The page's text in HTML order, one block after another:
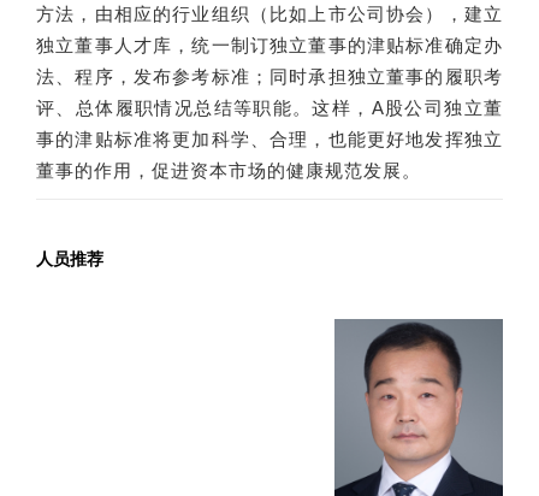
方法，由相应的行业组织（比如上市公司协会），建立
独立董事人才库，统一制订独立董事的津贴标准确定办
法、程序，发布参考标准；同时承担独立董事的履职考
评、总体履职情况总结等职能。这样，A股公司独立董
事的津贴标准将更加科学、合理，也能更好地发挥独立
董事的作用，促进资本市场的健康规范发展。
人员推荐